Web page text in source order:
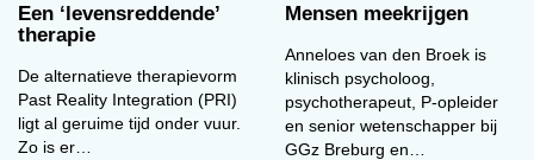
Een ‘levens­reddende’
therapie
De alternatieve therapievorm
Past Reality Integration (PRI)
ligt al geruime tijd onder vuur.
Zo is er…
Mensen meekrijgen
Anneloes van den Broek is
klinisch psycholoog,
psychotherapeut, P-opleider
en senior wetenschapper bij
GGz Breburg en…